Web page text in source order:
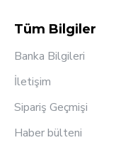
Tüm Bilgiler
Banka Bilgileri
İletişim
Sipariş Geçmişi
Haber bülteni